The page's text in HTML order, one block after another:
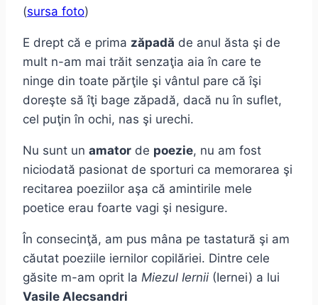
(sursa foto)
E drept că e prima zăpadă de anul ăsta şi de
mult n-am mai trăit senzaţia aia în care te
ninge din toate părţile şi vântul pare că îşi
doreşte să îţi bage zăpadă, dacă nu în suflet,
cel puţin în ochi, nas şi urechi.
Nu sunt un amator de poezie, nu am fost
niciodată pasionat de sporturi ca memorarea şi
recitarea poeziilor aşa că amintirile mele
poetice erau foarte vagi şi nesigure.
În consecinţă, am pus mâna pe tastatură şi am
căutat poeziile iernilor copilăriei. Dintre cele
găsite m-am oprit la Miezul Iernii (Iernei) a lui
Vasile Alecsandri